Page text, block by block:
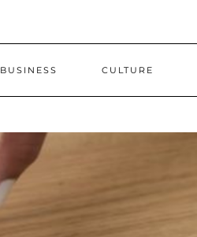
BUSINESS CULTURE